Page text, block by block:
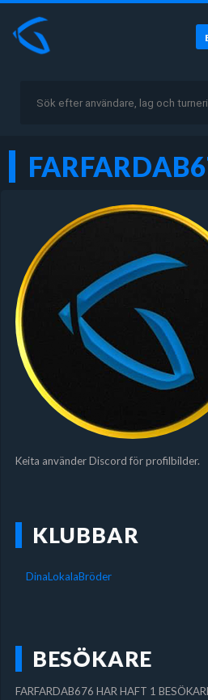
Keita använder Discord för profilbilder.
KLUBBAR
DinaLokalaBröder
BESÖKARE
FARFARDAB676 HAR HAFT 1